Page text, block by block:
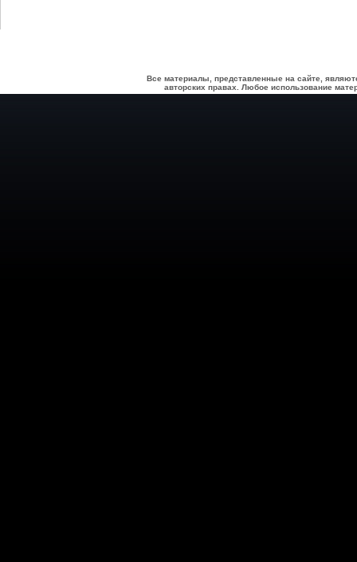
Все материалы, представленные на сайте,
авторских правах. Любое использование